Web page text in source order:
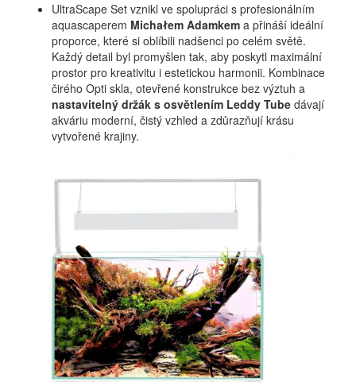
UltraScape Set vznikl ve spolupráci s profesionálním
aquascaperem Michałem Adamkem a přináší ideální
proporce, které si oblíbili nadšenci po celém světě.
Každý detail byl promyšlen tak, aby poskytl maximální
prostor pro kreativitu i estetickou harmonii. Kombinace
čirého Opti skla, otevřené konstrukce bez výztuh a
nastavitelný držák s osvětlením Leddy Tube dávají
akváriu moderní, čistý vzhled a zdůrazňují krásu
vytvořené krajiny.